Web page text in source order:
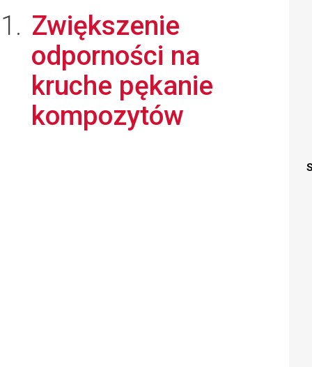
Zwiększenie
odporności na
kruche pękanie
kompozytów